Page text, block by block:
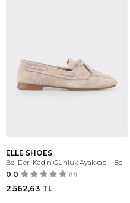
ELLE SHOES
Bej Deri Kadın Günlük Ayakkabı - Bej
0.0 (0)
2.562,63 TL